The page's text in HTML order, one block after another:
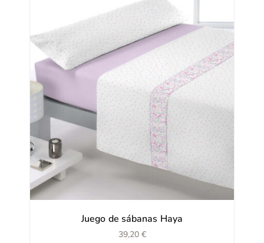
Juego de sábanas Haya
39,20 €